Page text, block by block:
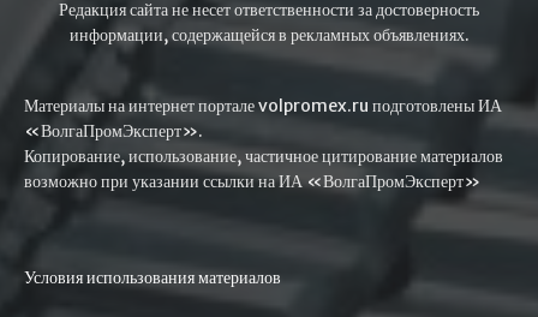
Редакция сайта не несет ответственности за достоверность
информации, содержащейся в рекламных объявлениях.
Материалы на интернет портале volpromex.ru подготовлены ИА
«ВолгаПромЭксперт».
Копирование, использование, частичное цитирование материалов
возможно при указании ссылки на ИА «ВолгаПромЭксперт»
Условия использования материалов